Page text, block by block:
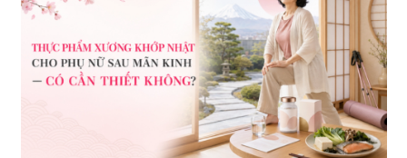
Mặt Nạ Nichiei Bussan Nano
miếng)
| 0
1.890.000 đ
Viên uống bổ não Ribeto Shoji
Ichoha Ekisu Plus - 90 viên
|57.920
1.450.000 đ